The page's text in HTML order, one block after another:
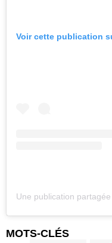
Voir cette publication
MOTS-CLÉS